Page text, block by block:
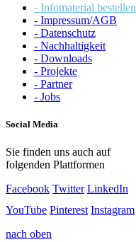
- Infomaterial bestellen
- Impressum/AGB
- Datenschutz
- Nachhaltigkeit
- Downloads
- Projekte
- Partner
- Jobs
Social Media
Sie finden uns auch auf
folgenden Plattformen
Facebook Twitter LinkedIn
YouTube Pinterest Instagram
nach oben